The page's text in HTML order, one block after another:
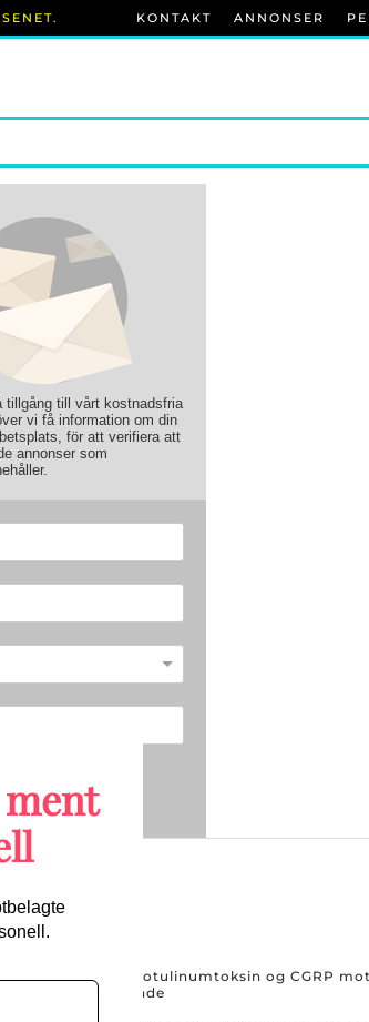
KONTAKT ANNONSER
tillgång till vårt kostnadsfria
vi få information om din
för att verifiera att
annonser som
Send
studien på botulinumtoksin og CGRP
bli praksisendrende